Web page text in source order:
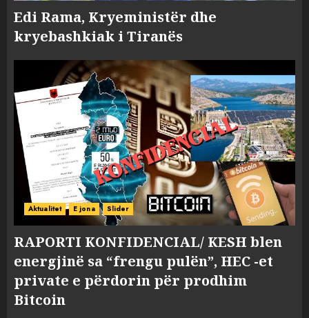
Edi Rama, Kryeministër dhe
kryebashkiak i Tiranës
Aktualitet E jona Slider
RAPORTI KONFIDENCIAL/ KESH blen
energjinë sa “frengu pulën”, HEC -et
private e përdorin për prodhim
Bitcoin